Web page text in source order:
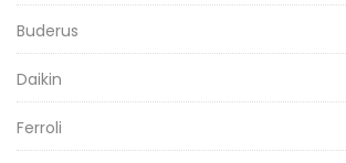
Buderus
Daikin
Ferroli